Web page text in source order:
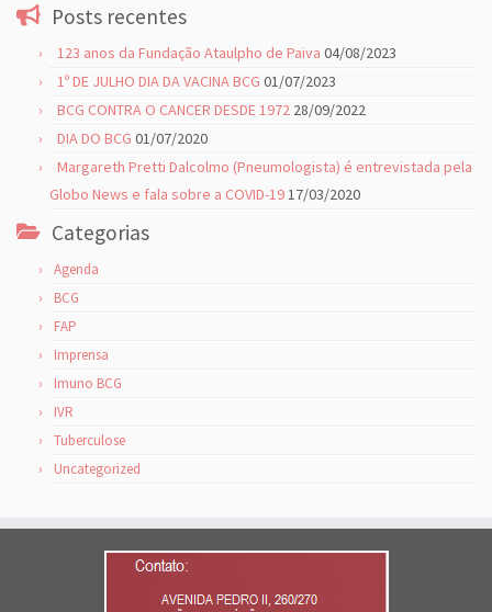
Posts recentes
123 anos da Fundação Ataulpho de Paiva 04/08/2023
1º DE JULHO DIA DA VACINA BCG 01/07/2023
BCG CONTRA O CANCER DESDE 1972 28/09/2022
DIA DO BCG 01/07/2020
Margareth Pretti Dalcolmo (Pneumologista) é entrevistada pela
Globo News e fala sobre a COVID-1917/03/2020
Categorias
Agenda
BCG
FAP
Imprensa
Imuno BCG
IVR
Tuberculose
Uncategorized